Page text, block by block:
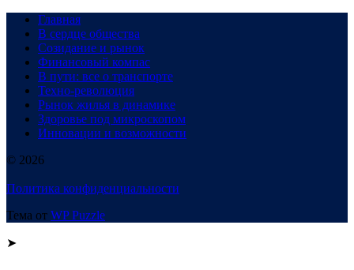
Главная
В сердце общества
Созидание и рынок
Финансовый компас
В пути: все о транспорте
Техно-революция
Рынок жилья в динамике
Здоровье под микроскопом
Инновации и возможности
© 2026
Политика конфиденциальности
Тема от WP Puzzle
➤